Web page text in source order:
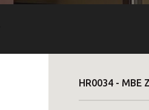
HR0034- MBE